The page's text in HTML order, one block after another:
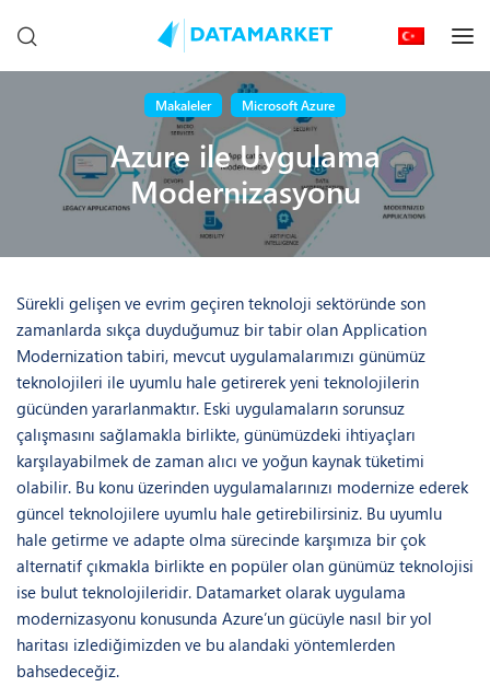
Makaleler Microsoft Azure
Azure ile Uygulama
Modernizasyonu
Sürekli gelişen ve evrim geçiren teknoloji sektöründe son
zamanlarda sıkça duyduğumuz bir tabir olan Application
Modernization tabiri, mevcut uygulamalarımızı günümüz
teknolojileri ile uyumlu hale getirerek yeni teknolojilerin
gücünden yararlanmaktır. Eski uygulamaların sorunsuz
çalışmasını sağlamakla birlikte, günümüzdeki ihtiyaçları
karşılayabilmek de zaman alıcı ve yoğun kaynak tüketimi
olabilir. Bu konu üzerinden uygulamalarınızı modernize ederek
güncel teknolojilere uyumlu hale getirebilirsiniz. Bu uyumlu
hale getirme ve adapte olma sürecinde karşımıza bir çok
alternatif çıkmakla birlikte en popüler olan günümüz teknolojisi
ise bulut teknolojileridir. Datamarket olarak uygulama
modernizasyonu konusunda Azure’un gücüyle nasıl bir yol
haritası izlediğimizden ve bu alandaki yöntemlerden
bahsedeceğiz.